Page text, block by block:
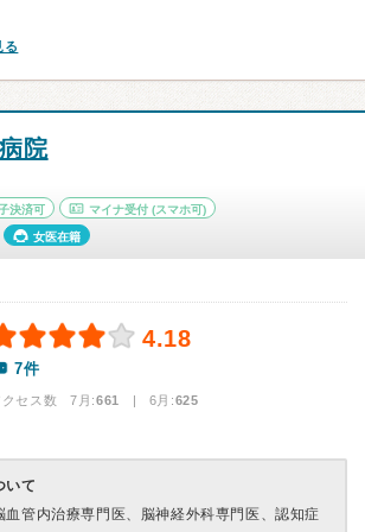
る
院
決済可 マイナ受付 (スマホ可)
女医在籍
4.18
7件
クセス数 7月:661 | 6月:625
いて
血管内治療専門医、脳神経外科専門医、認知症